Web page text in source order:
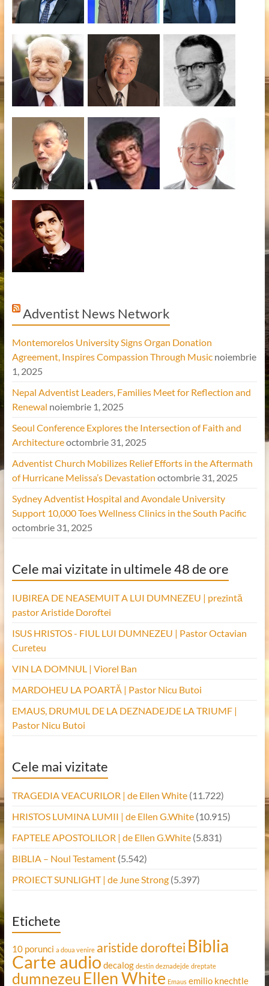
Adventist News Network
Montemorelos University Signs Organ Donation
Agreement, Inspires Compassion Through Music noiembrie
1, 2025
Nepal Adventist Leaders, Families Meet for Reflection and
Renewal noiembrie 1, 2025
Seoul Conference Explores the Intersection of Faith and
Architectureoctombrie 31, 2025
Adventist Church Mobilizes Relief Efforts in the Aftermath
of Hurricane Melissa’s Devastation octombrie 31, 2025
Sydney Adventist Hospital and Avondale University
Support 10,000 Toes Wellness Clinics in the South Pacific
octombrie 31, 2025
Cele mai vizitate in ultimele 48 de ore
IUBIREA DE NEASEMUIT A LUI DUMNEZEU | prezintă
pastor Aristide Doroftei
ISUS HRISTOS - FIUL LUI DUMNEZEU | Pastor Octavian
Cureteu
VIN LA DOMNUL | Viorel Ban
MARDOHEU LA POARTĂ | Pastor Nicu Butoi
EMAUS, DRUMUL DE LA DEZNADEJDE LA TRIUMF |
Pastor Nicu Butoi
Cele mai vizitate
TRAGEDIA VEACURILOR | de Ellen White (11.722)
HRISTOS LUMINA LUMII | de Ellen G.White (10.915)
FAPTELE APOSTOLILOR | de Ellen G.White (5.831)
BIBLIA – Noul Testament (5.542)
PROIECT SUNLIGHT | de June Strong (5.397)
Etichete
10 porunci a doua venire aristide doroftei Biblia
Carte audio decalog destin deznadejde dreptate
dumnezeu Ellen White Emaus emilio knechtle